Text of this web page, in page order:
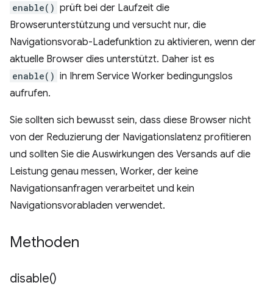
enable() prüft bei der Laufzeit die
Browserunterstützung und versucht nur, die
Navigationsvorab-Ladefunktion zu aktivieren, wenn der
aktuelle Browser dies unterstützt. Daher ist es
enable() in Ihrem Service Worker bedingungslos
aufrufen.
Sie sollten sich bewusst sein, dass diese Browser nicht
von der Reduzierung der Navigationslatenz profitieren
und sollten Sie die Auswirkungen des Versands auf die
Leistung genau messen, Worker, der keine
Navigationsanfragen verarbeitet und kein
Navigationsvorabladen verwendet.
Methoden
disable()